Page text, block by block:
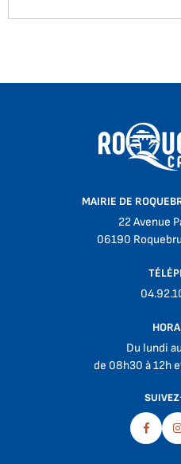
MAIRIE DE
22 Avenue
06190
Du lundi
de 08h30 à 12h